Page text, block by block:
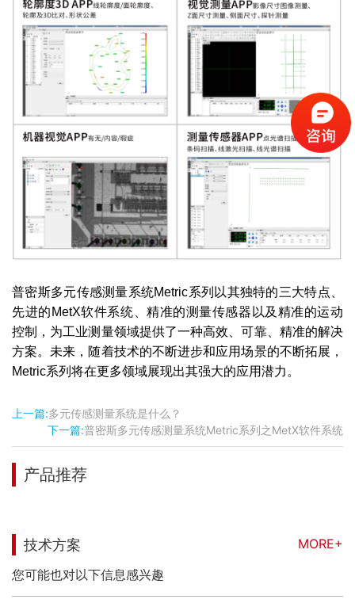
普密斯多元传感测量系统Metric系列以其独特的三大特点、
先进的MetX软件系统、精准的测量传感器以及精准的运动
控制，为工业测量领域提供了一种高效、可靠、精准的解决
方案。未来，随着技术的不断进步和应用场景的不断拓展，
Metric系列将在更多领域展现出其强大的应用潜力。
上一篇:多元传感测量系统是什么？
下一篇:普密斯多元传感测量系统Metric系列之MetX软件系统
产品推荐
技术方案
MORE+
您可能也对以下信息感兴趣